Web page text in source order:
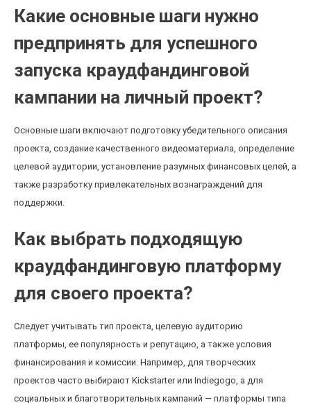
Какие основные шаги нужно
предпринять для успешного
запуска краудфандинговой
кампании на личный проект?
Основные шаги включают подготовку убедительного описания
проекта, создание качественного видеоматериала, определение
целевой аудитории, установление разумных финансовых целей, а
также разработку привлекательных вознаграждений для
поддержки.
Как выбрать подходящую
краудфандинговую платформу
для своего проекта?
Следует учитывать тип проекта, целевую аудиторию
платформы, ее популярность и репутацию, а также условия
финансирования и комиссии. Например, для творческих
проектов часто выбирают Kickstarter или Indiegogo, а для
социальных и благотворительных кампаний — платформы типа